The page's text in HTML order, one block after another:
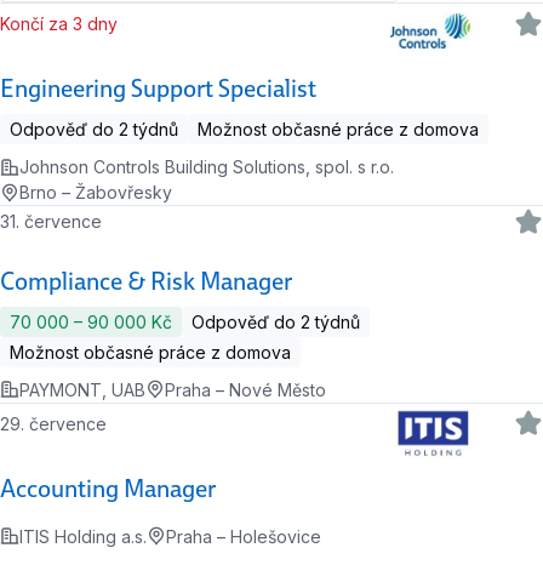
Engineering Support Specialist
Končí za 3 dny
Odpověď do 2 týdnů
Možnost občasné práce z domova
Johnson Controls Building Solutions, spol. s r.o.
Brno – Žabovřesky
Compliance & Risk Manager
31. července
70 000 ‍–‍ 90 000 Kč
Odpověď do 2 týdnů
Možnost občasné práce z domova
PAYMONT, UAB
Praha – Nové Město
Accounting Manager
29. července
ITIS Holding a.s. Praha – Holešovice